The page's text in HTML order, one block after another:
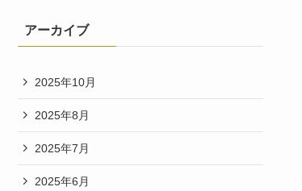
アーカイブ
2025年10月
2025年8月
2025年7月
2025年6月